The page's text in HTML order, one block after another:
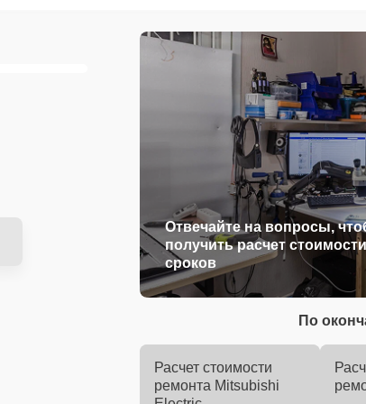
Отвечайте на вопросы,
получить расчет
сроков
По
Расчет стоимости
ремонта Mitsubishi